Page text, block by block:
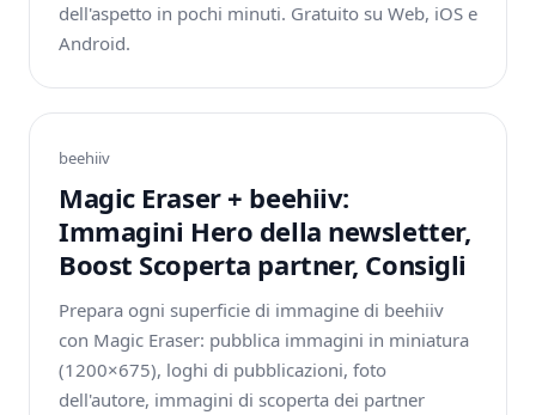
dell'aspetto in pochi minuti. Gratuito su Web, iOS e
Android.
beehiiv
Magic Eraser + beehiiv:
Immagini Hero della newsletter,
Boost Scoperta partner, Consigli
Prepara ogni superficie di immagine di beehiiv
con Magic Eraser: pubblica immagini in miniatura
(1200×675), loghi di pubblicazioni, foto
dell'autore, immagini di scoperta dei partner